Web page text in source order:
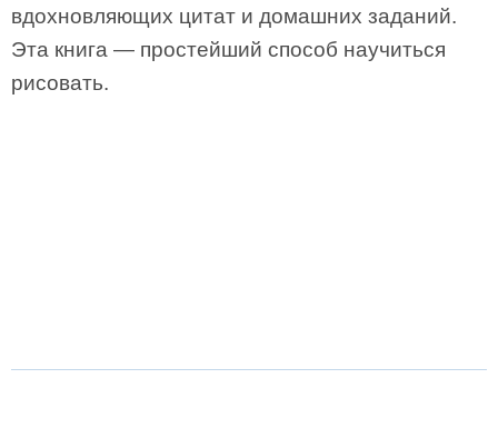
вдохновляющих цитат и домашних заданий.
Эта книга — простейший способ научиться
рисовать.